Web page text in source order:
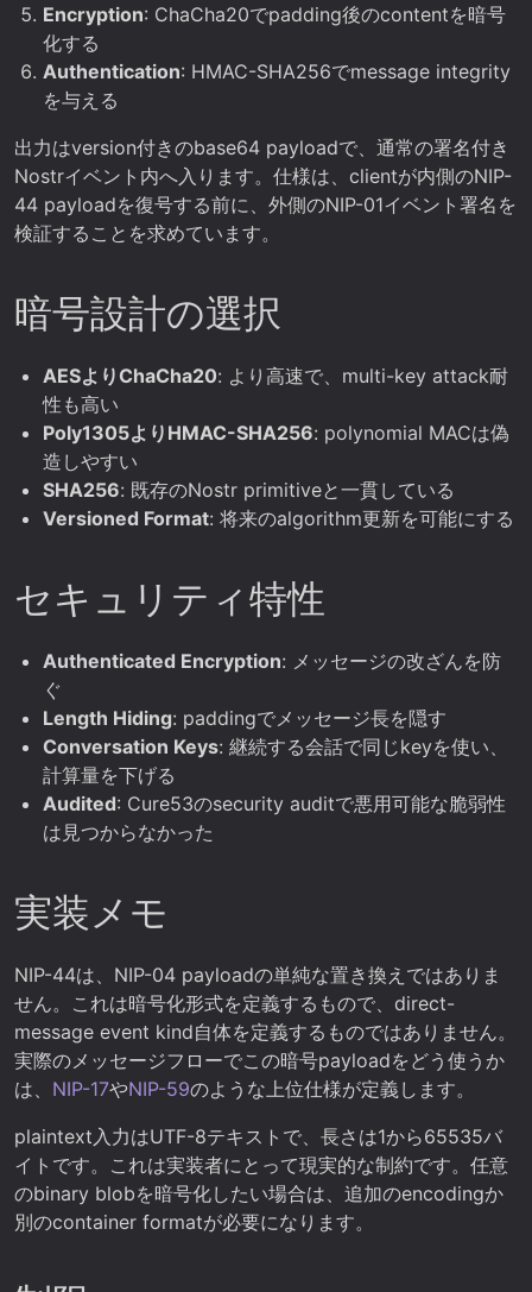
Encryption: ChaCha20でpadding後のcontentを暗号
化する
Authentication: HMAC-SHA256でmessage integrity
を与える
出力はversion付きのbase64 payloadで、通常の署名付き
Nostrイベント内へ入ります。仕様は、clientが内側のNIP-
44 payloadを復号する前に、外側のNIP-01イベント署名を
検証することを求めています。
暗号設計の選択
AESよりChaCha20: より高速で、multi-key attack耐
性も高い
Poly1305よりHMAC-SHA256: polynomial MACは偽
造しやすい
SHA256: 既存のNostr primitiveと一貫している
Versioned Format: 将来のalgorithm更新を可能にする
セキュリティ特性
Authenticated Encryption: メッセージの改ざんを防
ぐ
Length Hiding: paddingでメッセージ長を隠す
Conversation Keys: 継続する会話で同じkeyを使い、
計算量を下げる
Audited: Cure53のsecurity auditで悪用可能な脆弱性
は見つからなかった
実装メモ
NIP-44は、NIP-04 payloadの単純な置き換えではありま
せん。これは暗号化形式を定義するもので、direct-
message event kind自体を定義するものではありません。
実際のメッセージフローでこの暗号payloadをどう使うか
は、 NIP-17やNIP-59のような上位仕様が定義します。
plaintext入力はUTF-8テキストで、長さは1から65535バ
イトです。これは実装者にとって現実的な制約です。任意
のbinary blobを暗号化したい場合は、追加のencodingか
別のcontainer formatが必要になります。